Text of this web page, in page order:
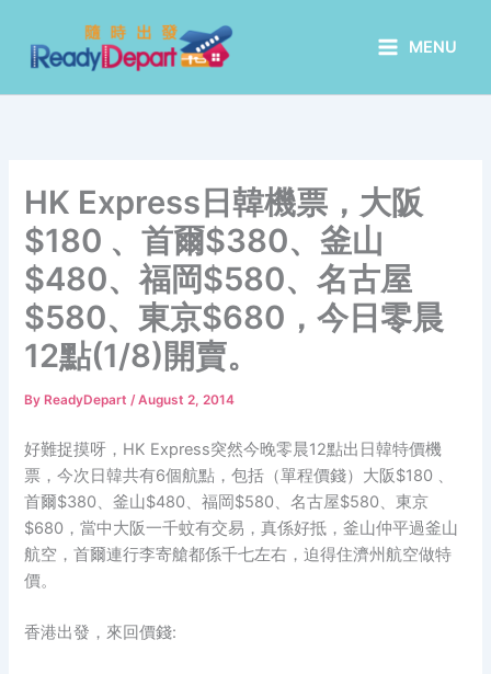
content
MENU
HK Express日韓機票，大阪
$180 、首爾$380、釜山
$480、福岡$580、名古屋
$580、東京$680，今日零晨
12點(1/8)開賣。
By ReadyDepart/August 2, 2014
好難捉摸呀，HK Express突然今晚零晨12點出日韓特價機
票，今次日韓共有6個航點，包括（單程價錢）大阪$180 、
首爾$380、釜山$480、福岡$580、名古屋$580、東京
$680，當中大阪一千蚊有交易，真係好抵，釜山仲平過釜山
航空，首爾連行李寄艙都係千七左右，迫得住濟州航空做特
價。
香港出發，來回價錢: